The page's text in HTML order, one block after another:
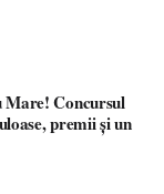
premii și un